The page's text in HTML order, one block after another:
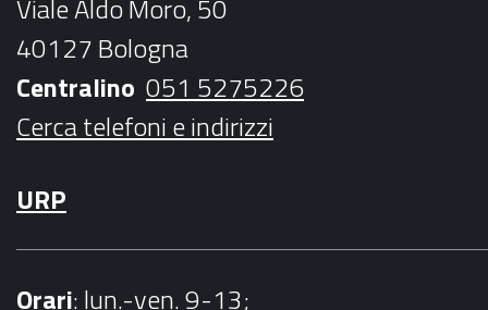
k
a
m
e
Viale Aldo Moro, 50
40127 Bologna
Centralino 051 5275226
Cerca telefoni e indirizzi
URP
Orari: lun.-ven. 9-13;